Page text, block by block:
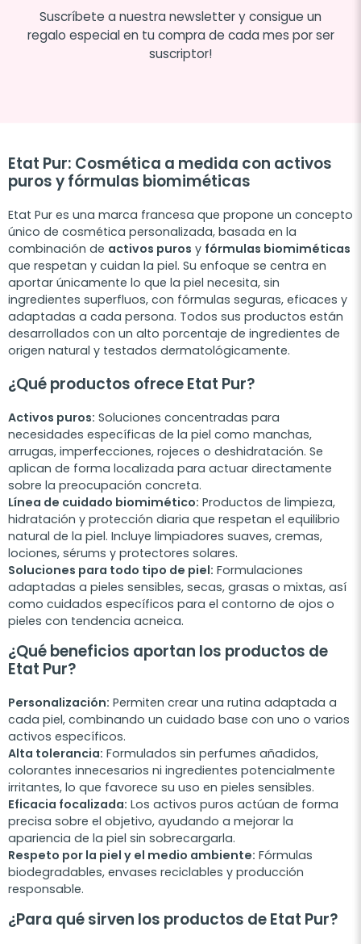
Suscríbete a nuestra newsletter y consigue un
regalo especial en tu compra de cada mes por ser
suscriptor!
Etat Pur: Cosmética a medida con activos
puros y fórmulas biomiméticas
Etat Pur es una marca francesa que propone un concepto
único de cosmética personalizada, basada en la
combinación de activos puros y fórmulas biomiméticas
que respetan y cuidan la piel. Su enfoque se centra en
aportar únicamente lo que la piel necesita, sin
ingredientes superfluos, con fórmulas seguras, eficaces y
adaptadas a cada persona. Todos sus productos están
desarrollados con un alto porcentaje de ingredientes de
origen natural y testados dermatológicamente.
¿Qué productos ofrece Etat Pur?
Activos puros: Soluciones concentradas para
necesidades específicas de la piel como manchas,
arrugas, imperfecciones, rojeces o deshidratación. Se
aplican de forma localizada para actuar directamente
sobre la preocupación concreta.
Línea de cuidado biomimético: Productos de limpieza,
hidratación y protección diaria que respetan el equilibrio
natural de la piel. Incluye limpiadores suaves, cremas,
lociones, sérums y protectores solares.
Soluciones para todo tipo de piel: Formulaciones
adaptadas a pieles sensibles, secas, grasas o mixtas, así
como cuidados específicos para el contorno de ojos o
pieles con tendencia acneica.
¿Qué beneficios aportan los productos de
Etat Pur?
Personalización: Permiten crear una rutina adaptada a
cada piel, combinando un cuidado base con uno o varios
activos específicos.
Alta tolerancia: Formulados sin perfumes añadidos,
colorantes innecesarios ni ingredientes potencialmente
irritantes, lo que favorece su uso en pieles sensibles.
Eficacia focalizada: Los activos puros actúan de forma
precisa sobre el objetivo, ayudando a mejorar la
apariencia de la piel sin sobrecargarla.
Respeto por la piel y el medio ambiente: Fórmulas
biodegradables, envases reciclables y producción
responsable.
¿Para qué sirven los productos de Etat Pur?